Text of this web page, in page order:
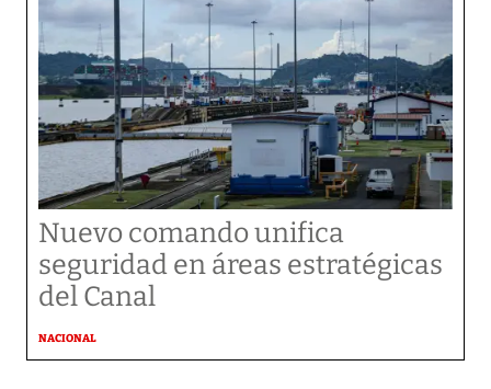
Nuevo comando unifica
seguridad en áreas estratégicas
del Canal
NACIONAL